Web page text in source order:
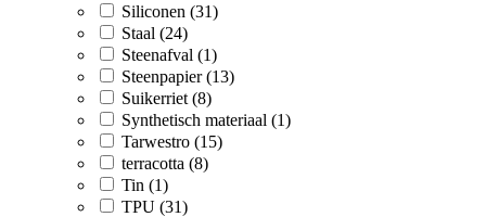
Siliconen (31)
Staal (24)
Steenafval (1)
Steenpapier (13)
Suikerriet (8)
Synthetisch materiaal (1)
Tarwestro (15)
terracotta (8)
Tin (1)
TPU (31)